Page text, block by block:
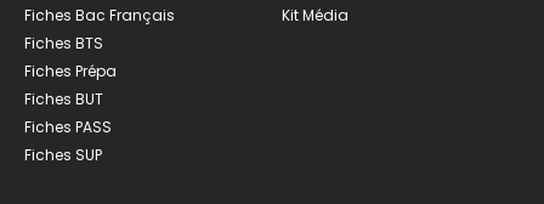
Fiches Bac Français
Fiches BTS
Fiches Prépa
Fiches BUT
Fiches PASS
Fiches SUP
Kit Média